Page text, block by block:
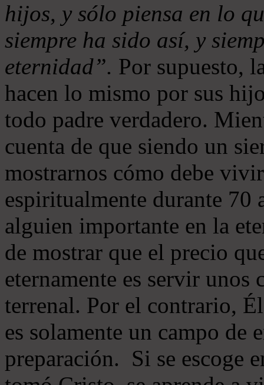
hijos, y sólo piensa en lo
siempre ha sido así, y
eternidad”. Por supuesto,
hacen lo mismo por sus
todo padre verdadero.
cuenta de que siendo un
mostrarnos cómo debe
espiritualmente durante 70
alguien importante en la
de mostrar que el precio
eternamente es servir unos
terrenal. Por el contrario,
es solamente un campo de
preparación. Si se escoge